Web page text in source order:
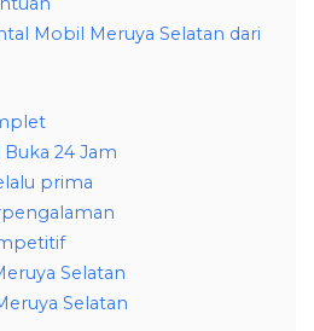
Mobil Meruya Selatan dari
24 Jam
prima
Selatan
Selatan